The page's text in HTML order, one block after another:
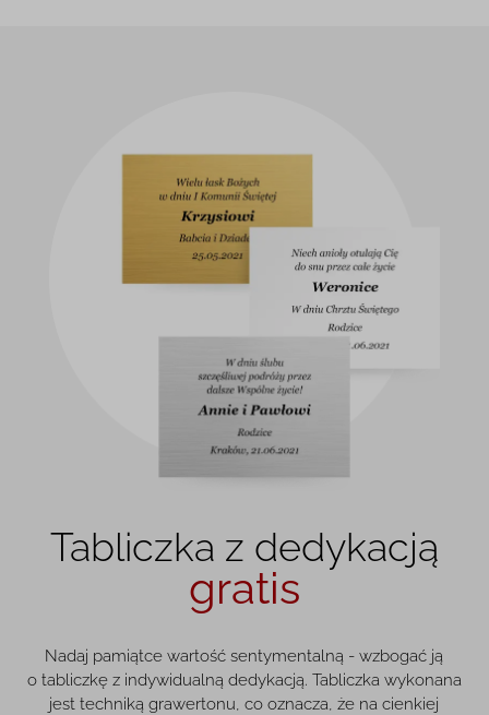
Tabliczka z dedykacją
gratis
Nadaj pamiątce wartość sentymentalną - wzbogać ją
o tabliczkę z indywidualną dedykacją. Tabliczka wykonana
jest techniką grawertonu, co oznacza, że na cienkiej